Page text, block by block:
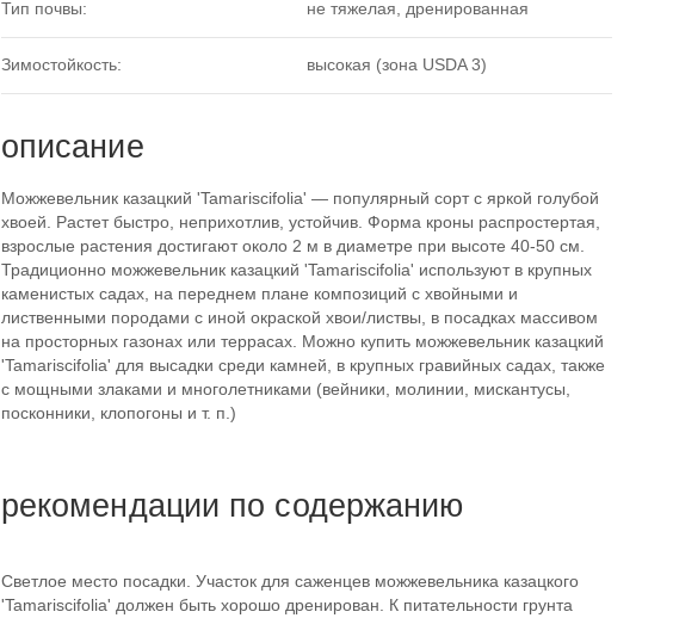
Тип почвы: не тяжелая, дренированная
Зимостойкость: высокая (зона USDA 3)
описание
Можжевельник казацкий 'Tamariscifolia' — популярный сорт с яркой голубой
хвоей. Растет быстро, неприхотлив, устойчив. Форма кроны распростертая,
взрослые растения достигают около 2 м в диаметре при высоте 40-50 см.
Традиционно можжевельник казацкий 'Tamariscifolia' используют в крупных
каменистых садах, на переднем плане композиций с хвойными и
лиственными породами с иной окраской хвои/листвы, в посадках массивом
на просторных газонах или террасах. Можно купить можжевельник казацкий
'Tamariscifolia' для высадки среди камней, в крупных гравийных садах, также
с мощными злаками и многолетниками (вейники, молинии, мискантусы,
посконники, клопогоны и т. п.)
рекомендации по содержанию
Светлое место посадки. Участок для саженцев можжевельника казацкого
'Tamariscifolia' должен быть хорошо дренирован. К питательности грунта